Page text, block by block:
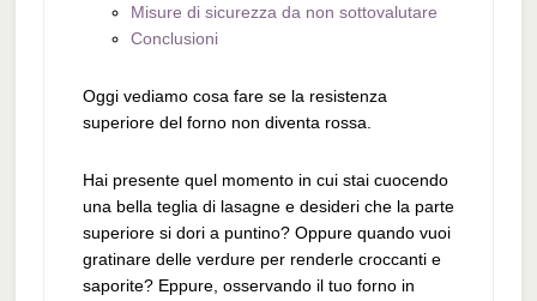
Misure di sicurezza da non sottovalutare
Conclusioni
Oggi vediamo cosa fare se la resistenza
superiore del forno non diventa rossa.
Hai presente quel momento in cui stai cuocendo
una bella teglia di lasagne e desideri che la parte
superiore si dori a puntino? Oppure quando vuoi
gratinare delle verdure per renderle croccanti e
saporite? Eppure, osservando il tuo forno in